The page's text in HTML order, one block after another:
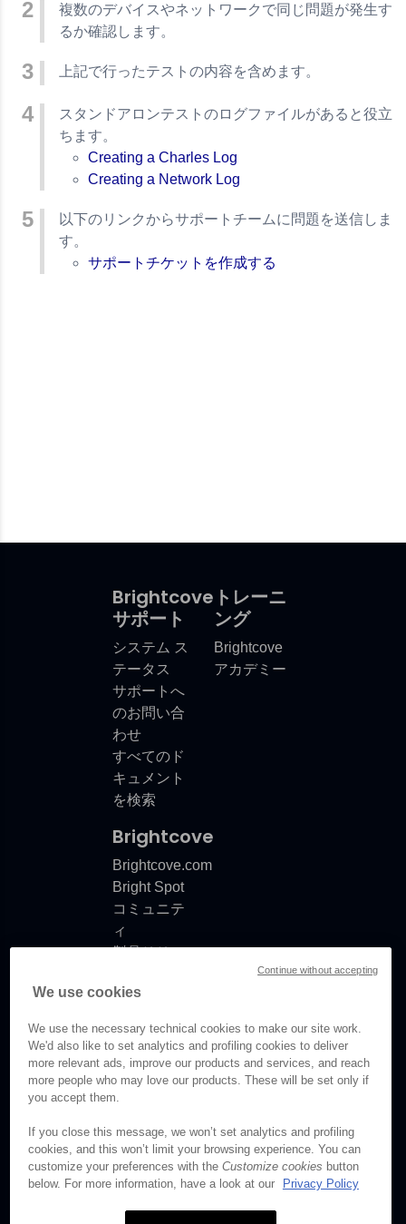
複数のデバイスやネットワークで同じ問題が発生す
るか確認します。
上記で行ったテストの内容を含めます。
スタンドアロンテストのログファイルがあると役立
ちます。
Creating a Charles Log
Creating a Network Log
以下のリンクからサポートチームに問題を送信しま
す。
サポートチケットを作成する
Brightcove
サポート
システム ス
テータス
サポートへ
のお問い合
わせ
すべてのド
キュメント
を検索
トレーニ
ング
Brightcove
アカデミー
Brightcove
Brightcove.com
Bright Spot
コミュニテ
ィ
製品リリー
ドキュメン
reserved.
プライバシー
We use cookies
We use the necessary technical cookies to make our site work.
We'd also like to set analytics and profiling cookies to deliver
more relevant ads, improve our products and services, and reach
more people who may love our products. These will be set only if
you accept them.
If you close this message, we won’t set analytics and profiling
cookies, and this won’t limit your browsing experience. You can
customize your preferences with the Customize cookies button
below. For more information, have a look at our
Privacy Policy
Continue without accepting